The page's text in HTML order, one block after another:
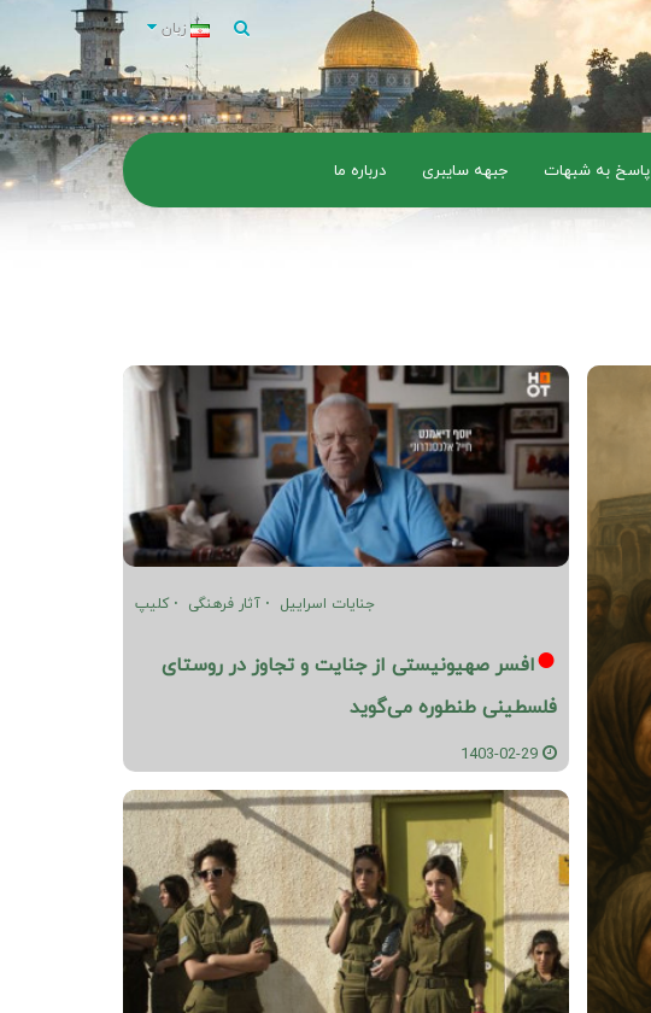
زبان
پاسخ به شبهات جبهه سایبری درباره ما
جنایات اسراییل آثار فرهنگی کلیپ
افسر صهیونیستی از جنایت و تجاوز در روستای
فلسطینی طنطوره می‌گوید